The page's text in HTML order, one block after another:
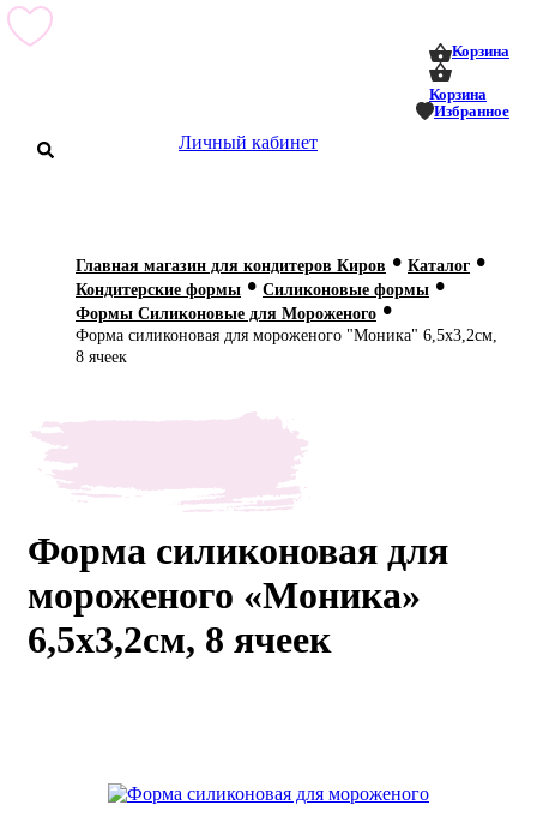
Корзина
Корзина
Избранное
Личный кабинет
Мастер-
классы
Главная магазин для кондитеров Киров • Каталог •
Кондитерские формы • Силиконовые формы •
Формы Силиконовые для Мороженого •
Форма силиконовая для мороженого "Моника" 6,5х3,2см,
8 ячеек
Форма силиконовая для
мороженого «Моника»
6,5х3,2см, 8 ячеек